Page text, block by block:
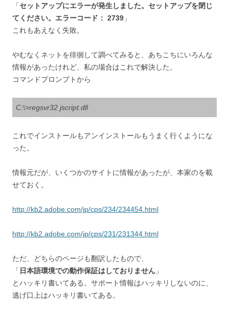
「セットアップにエラーが発生しました。セットアップを閉じ
てください。エラーコード： 2739 」
これもあえなく失敗。
やむなくネットを徘徊して調べてみると、あちこちにいろんな
情報があったけれど、私の場合はこれで解決した。
コマンドプロンプトから
C:\>regsvr32 jscript.dll
これでインストールもアンインストールもうまく行くようにな
った。
情報元だが、いくつかのサイトに情報があったが、本家のを載
せておく。
http://kb2.adobe.com/jp/cps/234/234454.html
http://kb2.adobe.com/jp/cps/231/231344.html
ただ、どちらのページも翻訳したもので、
「 日本語環境での動作保証はしておりません 」
とハッキリ書いてある。サポート情報はハッキリしないのに、
逃げ口上はハッキリ書いてある。